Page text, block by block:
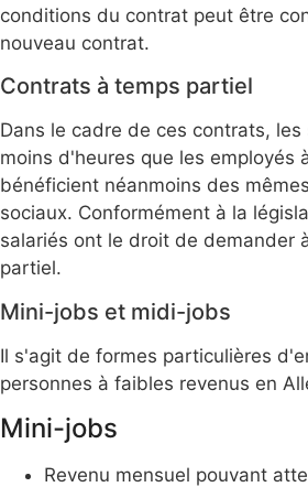
conditions du contrat peut être
nouveau contrat.
Contrats à temps partiel
Dans le cadre de ces contrats,
moins d'heures que les employés
bénéficient néanmoins des
sociaux. Conformément à la
salariés ont le droit de demander
partiel.
Mini-jobs et midi-jobs
Il s'agit de formes particulières
personnes à faibles revenus en
Mini-jobs
Revenu mensuel pouvant